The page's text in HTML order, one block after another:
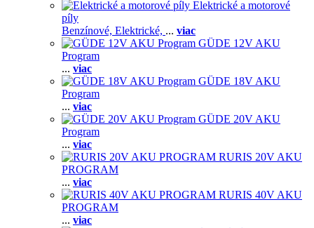
Elektrické a motorové
píly
Benzínové, Elektrické, ... viac
GÜDE 12V AKU
Program
... viac
GÜDE 18V AKU
Program
... viac
GÜDE 20V AKU
Program
... viac
RURIS 20V AKU
PROGRAM
... viac
RURIS 40V AKU
PROGRAM
... viac